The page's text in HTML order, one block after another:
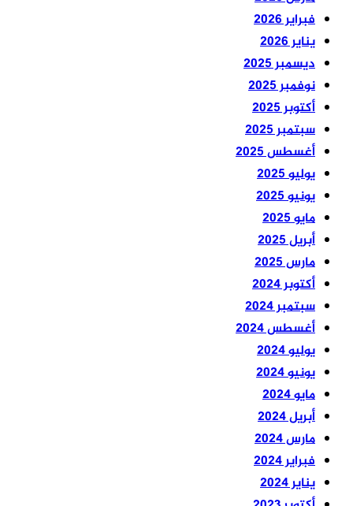
فبراير 2026
يناير 2026
ديسمبر 2025
نوفمبر 2025
أكتوبر 2025
سبتمبر 2025
أغسطس 2025
يوليو 2025
يونيو 2025
مايو 2025
أبريل 2025
مارس 2025
أكتوبر 2024
سبتمبر 2024
أغسطس 2024
يوليو 2024
يونيو 2024
مايو 2024
أبريل 2024
مارس 2024
فبراير 2024
يناير 2024